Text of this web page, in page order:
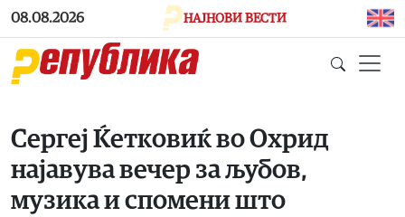
Skip to main content
08.08.2026 НАЈНОВИ ВЕСТИ
Сергеј Ќетковиќ во Охрид
најавува вечер за љубов,
музика и спомени што